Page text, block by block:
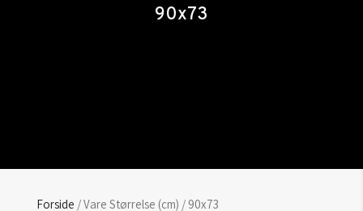
90x73
Forside / Vare Størrelse (cm) / 90x73